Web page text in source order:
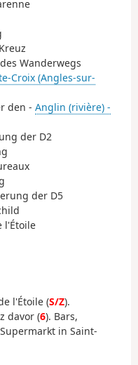
Wanderwegs
Croix (Angles-sur-
den - Anglin (rivière) -
der D2
der D5
l'Étoile
l'Étoile (S/Z).
davor (6). Bars,
in Saint-